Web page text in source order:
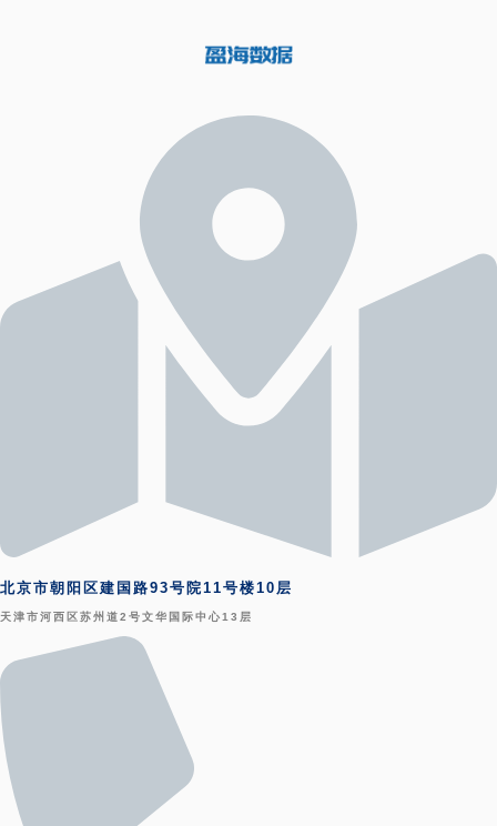
北京市朝阳区建国路93号院11号楼10层
天津市河西区苏州道2号文华国际中心13层